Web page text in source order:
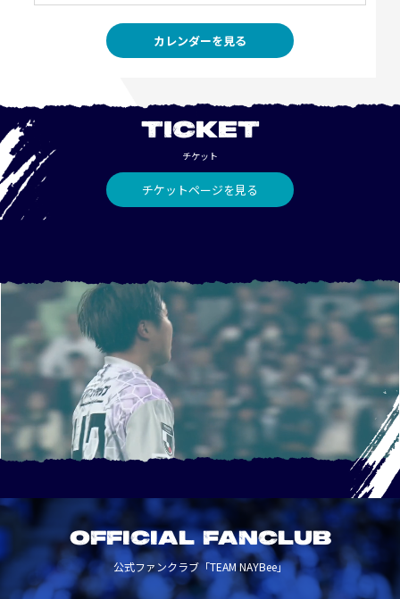
カレンダーを見る
TICKET
チケット
チケットページを見る
OFFICIAL FANCLUB
公式ファンクラブ「TEAM NAYBee」